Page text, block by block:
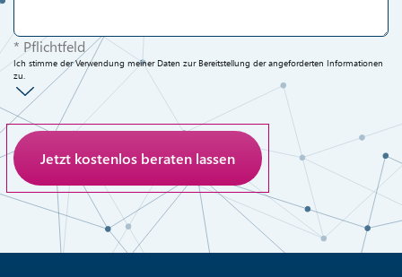
* Pflichtfeld
Ich stimme der Verwendung meiner Daten zur Bereitstellung der angeforderten Informationen
zu.
Anti-Roboter-Verifizierung
Hier klicken